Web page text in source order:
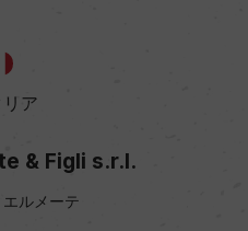
ア
& Figli s.r.l.
エルメーテ